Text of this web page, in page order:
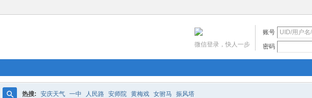
账号
密码
微信登录，快人一步
热搜: 安庆天气 一中 人民路 安师院 黄梅戏 女驸马 振风塔